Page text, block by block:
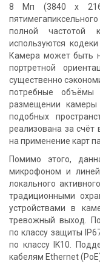
8 Мп (3840 х
полной частотой
используются
Камера может быть
портретной
существенно
потребные объёмы
размещении камеры
подобных
реализована за счёт
на применение карт
Помимо этого,
микрофоном и
локального
традиционными
устройствами в
тревожный выход.
по классу защиты
по классу IK10.
кабелям Ethernet